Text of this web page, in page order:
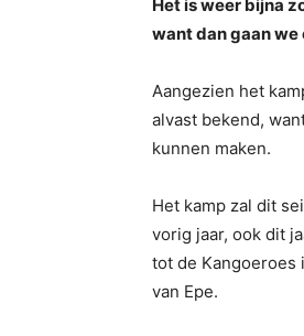
Het is weer bijna
want dan gaan we
Aangezien het
alvast bekend,
kunnen maken.
Het kamp zal dit
vorig jaar, ook dit
tot de Kangoeroes
van Epe.